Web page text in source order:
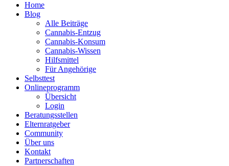
Home
Blog
Alle Beiträge
Cannabis-Entzug
Cannabis-Konsum
Cannabis-Wissen
Hilfsmittel
Für Angehörige
Selbsttest
Onlineprogramm
Übersicht
Login
Beratungsstellen
Elternratgeber
Community
Über uns
Kontakt
Partnerschaften